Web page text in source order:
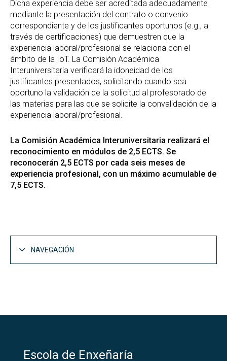
Dicha experiencia debe ser acreditada adecuadamente
mediante la presentación del contrato o convenio
correspondiente y de los justificantes oportunos (e.g., a
través de certificaciones) que demuestren que la
experiencia laboral/profesional se relaciona con el
ámbito de la IoT. La Comisión Académica
Interuniversitaria verificará la idoneidad de los
justificantes presentados, solicitando cuando sea
oportuno la validación de la solicitud al profesorado de
las materias para las que se solicite la convalidación de la
experiencia laboral/profesional.
La Comisión Académica Interuniversitaria realizará el
reconocimiento en módulos de 2,5 ECTS. Se
reconocerán 2,5 ECTS por cada seis meses de
experiencia profesional, con un máximo acumulable de
7,5 ECTS.
NAVEGACIÓN
Máster Universitario en Ingeniería de
Escola de Enxeñaría